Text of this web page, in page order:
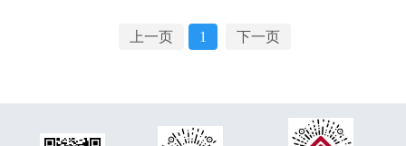
上一页 1 下一页